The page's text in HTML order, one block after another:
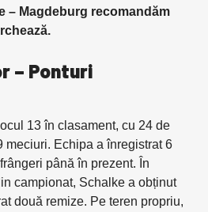
– Magdeburg recomandăm
– Ponturi
13 în clasament, cu 24 de
meciuri. Echipa a înregistrat 6
până în prezent. În
campionat, Schalke a obținut
două remize. Pe teren propriu,